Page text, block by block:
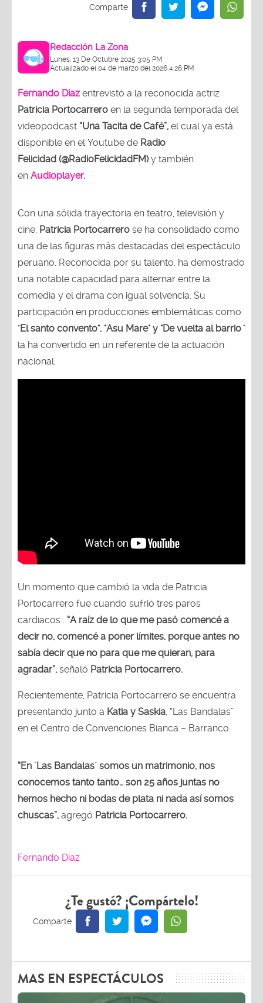
Redacción La Zona
Lunes, 13 De Octubre 2025 3:05 PM
Actualizado el 04 de marzo del 2026 4:26 PM
Fernando Díaz entrevistó a la reconocida actriz
Patricia Portocarrero en la segunda temporada del
videopodcast “Una Tacita de Café”, el cual ya está
disponible en el Youtube de Radio
Felicidad (@RadioFelicidadFM)y también
en Audioplayer.
Con una sólida trayectoria en teatro, televisión y
cine, Patricia Portocarrero se ha consolidado como
una de las figuras más destacadas del espectáculo
peruano. Reconocida por su talento, ha demostrado
una notable capacidad para alternar entre la
comedia y el drama con igual solvencia. Su
participación en producciones emblemáticas como
"El santo convento", "Asu Mare" y "De vuelta al barrio"
la ha convertido en un referente de la actuación
nacional.
Un momento que cambió la vida de Patricia
Portocarrero fue cuando sufrió tres paros
cardiacos . “A raíz de lo que me pasó comencé a
decir no, comencé a poner límites, porque antes no
sabía decir que no para que me quieran, para
agradar”, señaló Patricia Portocarrero.
Recientemente, Patricia Portocarrero se encuentra
presentando junto a Katia y Saskia, “Las Bandalas”
en el Centro de Convenciones Bianca – Barranco.
“En ´Las Bandalas´ somos un matrimonio, nos
conocemos tanto tanto… son 25 años juntas no
hemos hecho ni bodas de plata ni nada así somos
chuscas”, agregó Patricia Portocarrero.
Fernando Díaz
¿Te gustó? ¡Compártelo!
MAS EN ESPECTÁCULOS